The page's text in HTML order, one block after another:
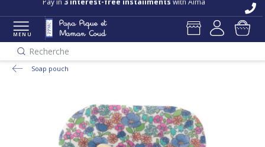
MENU
Recherche
Soap pouch